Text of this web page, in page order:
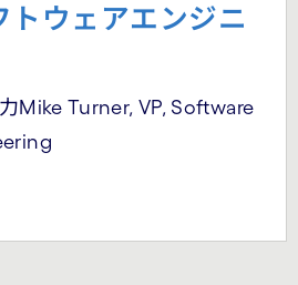
トウェアエンジニ
Mike Turner, VP, Software